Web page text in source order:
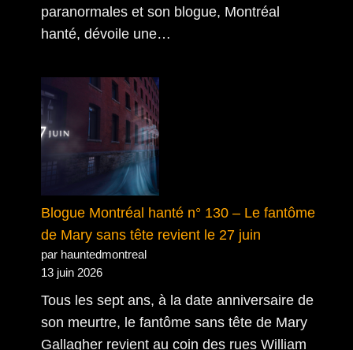
paranormales et son blogue, Montréal
hanté, dévoile une…
Blogue Montréal hanté n° 130 – Le fantôme
de Mary sans tête revient le 27 juin
par hauntedmontreal
13 juin 2026
Tous les sept ans, à la date anniversaire de
son meurtre, le fantôme sans tête de Mary
Gallagher revient au coin des rues William